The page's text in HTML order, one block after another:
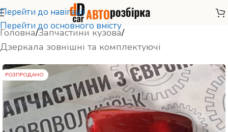
Перейти до навігації
Перейти до основного вмісту
Головна/Запчастини кузова/
Дзеркала зовнішні та комплектуючі
РОЗПРОДАНО